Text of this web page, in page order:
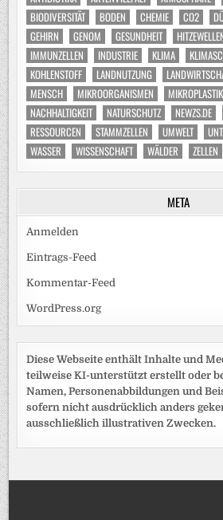
BIODIVERSITÄT
BODEN CHEMIE CO2
GEHIRN
GENOM GESUNDHEIT
IMMUNZELLEN
INDUSTRIE KLIMA
KOHLENSTOFF
LANDNUTZUNG
MENSCH
MIKROORGANISMEN MIKROPLASTIK
NACHHALTIGKEIT
NATURSCHUTZ NEWZS.DE
RESSOURCEN
STAMMZELLEN UMWELT
WASSER
WISSENSCHAFT WÄLDER ZELLEN
META
Anmelden
Eintrags-Feed
Kommentar-Feed
WordPress.org
Diese Webseite enthält Inhalte und
teilweise KI-unterstützt erstellt oder
Namen, Personenabbildungen und
sofern nicht ausdrücklich anders
ausschließlich illustrativen Zwecken.